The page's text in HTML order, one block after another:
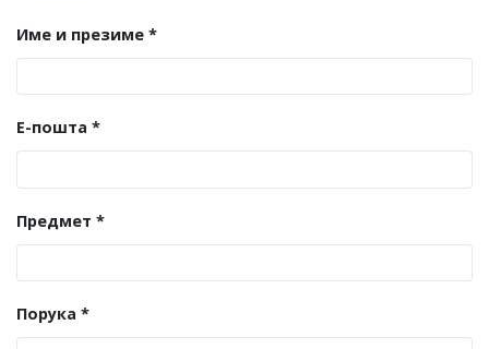
Име и презиме *
E-пошта *
Предмет *
Порука *